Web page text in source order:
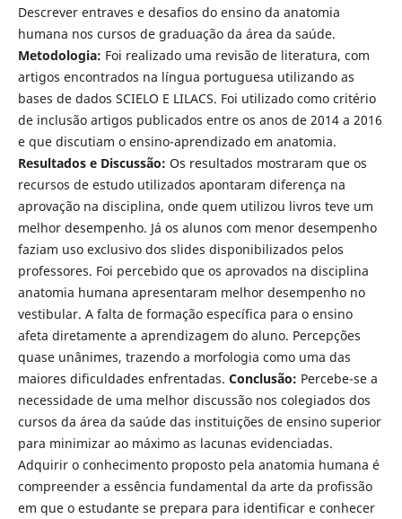
Descrever entraves e desafios do ensino da anatomia
humana nos cursos de graduação da área da saúde.
Metodologia: Foi realizado uma revisão de literatura, com
artigos encontrados na língua portuguesa utilizando as
bases de dados SCIELO E LILACS. Foi utilizado como critério
de inclusão artigos publicados entre os anos de 2014 a 2016
e que discutiam o ensino-aprendizado em anatomia.
Resultados e Discussão: Os resultados mostraram que os
recursos de estudo utilizados apontaram diferença na
aprovação na disciplina, onde quem utilizou livros teve um
melhor desempenho. Já os alunos com menor desempenho
faziam uso exclusivo dos slides disponibilizados pelos
professores. Foi percebido que os aprovados na disciplina
anatomia humana apresentaram melhor desempenho no
vestibular. A falta de formação específica para o ensino
afeta diretamente a aprendizagem do aluno. Percepções
quase unânimes, trazendo a morfologia como uma das
maiores dificuldades enfrentadas. Conclusão: Percebe-se a
necessidade de uma melhor discussão nos colegiados dos
cursos da área da saúde das instituições de ensino superior
para minimizar ao máximo as lacunas evidenciadas.
Adquirir o conhecimento proposto pela anatomia humana é
compreender a essência fundamental da arte da profissão
em que o estudante se prepara para identificar e conhecer